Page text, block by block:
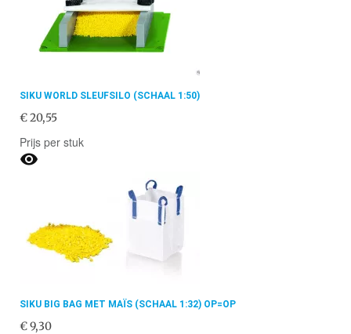
SIKU WORLD SLEUFSILO (SCHAAL 1:50)
€ 20,55
Prijs per stuk

SIKU BIG BAG MET MAÏS (SCHAAL 1:32) OP=OP
€ 9,30